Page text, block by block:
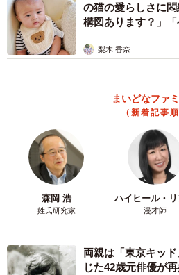
の猫の愛らしさに
構図あります？」「
梨木 香奈
まいどなファ
（新着記事順
森岡 浩
姓氏研究家
ハイヒール・
漫才師
両親は「東京キッ
じた42歳元俳優が